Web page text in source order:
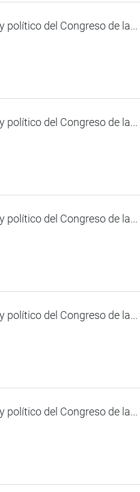
del Congreso de la...
del Congreso de la...
del Congreso de la...
del Congreso de la...
del Congreso de la...